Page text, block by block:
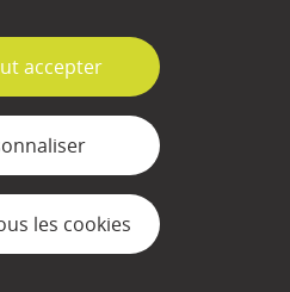
accepter
les cookies